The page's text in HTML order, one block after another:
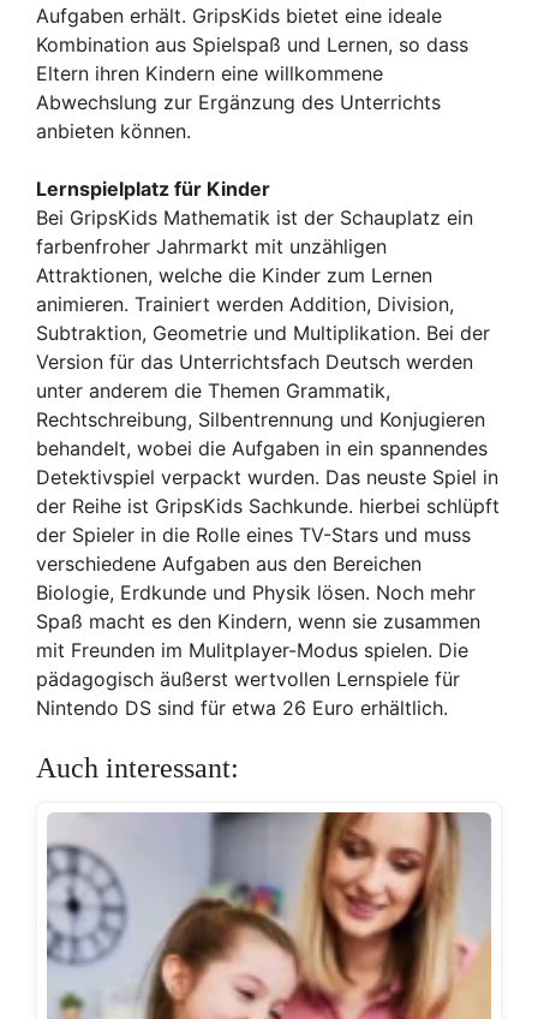
Aufgaben erhält. GripsKids bietet eine ideale
Kombination aus Spielspaß und Lernen, so dass
Eltern ihren Kindern eine willkommene
Abwechslung zur Ergänzung des Unterrichts
anbieten können.
Lernspielplatz für Kinder
Bei GripsKids Mathematik ist der Schauplatz ein
farbenfroher Jahrmarkt mit unzähligen
Attraktionen, welche die Kinder zum Lernen
animieren. Trainiert werden Addition, Division,
Subtraktion, Geometrie und Multiplikation. Bei der
Version für das Unterrichtsfach Deutsch werden
unter anderem die Themen Grammatik,
Rechtschreibung, Silbentrennung und Konjugieren
behandelt, wobei die Aufgaben in ein spannendes
Detektivspiel verpackt wurden. Das neuste Spiel in
der Reihe ist GripsKids Sachkunde. hierbei schlüpft
der Spieler in die Rolle eines TV-Stars und muss
verschiedene Aufgaben aus den Bereichen
Biologie, Erdkunde und Physik lösen. Noch mehr
Spaß macht es den Kindern, wenn sie zusammen
mit Freunden im Mulitplayer-Modus spielen. Die
pädagogisch äußerst wertvollen Lernspiele für
Nintendo DS sind für etwa 26 Euro erhältlich.
Auch interessant: